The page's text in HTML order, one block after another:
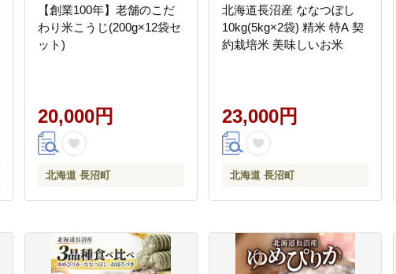
【創業100年】老舗のこだ
わり米こうじ(200g×12袋セ
ット)
20,000円
北海道 長沼町
北海道長沼産 ななつぼし
10kg(5kg×2袋) 精米 特A 契
約栽培米 美味しいお米
23,000円
北海道 長沼町